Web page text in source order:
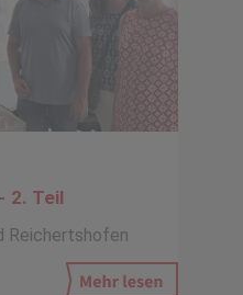
2. Teil
Reichertshofen